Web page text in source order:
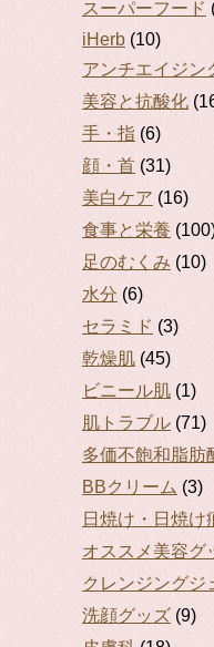
スーパーフード
iHerb (10)
アンチエイジン
美容と抗酸化
手・指 (6)
顔・首 (31)
美白ケア (16)
食事と栄養
足のむくみ (10)
水分 (6)
セラミド (3)
乾燥肌 (45)
ビニール肌 (1)
肌トラブル (71)
多価不飽和脂肪
BBクリーム (3)
日焼け・日焼け
オススメ美容グ
クレンジングジ
洗顔グッズ (9)